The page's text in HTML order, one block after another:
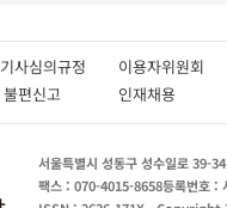
기사심의규정 이용자위원회
불편신고 인재채용
서울특별시 성동구 성수일로 39-
팩스 : 070-4015-8658등록번호 :